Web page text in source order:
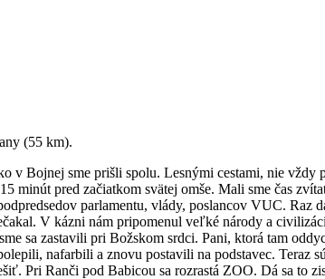
(55 km).
Bojnej sme prišli spolu. Lesnými cestami, nie vždy
minút pred začiatkom svätej omše. Mali sme čas
parlamentu, vlády, poslancov VUC.
V kázni nám pripomenul veľké národy a
sa zastavili pri Božskom srdci. Pani, ktorá tam
nafarbili a znovu postavili na podstavec.
Pri Ranči pod Babicou sa rozrastá ZOO. Dá sa to